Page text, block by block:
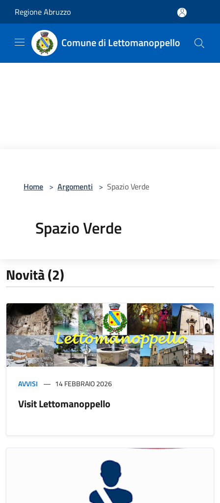
Regione Abruzzo
Comune di Lettomanoppello
Home > Argomenti > Spazio Verde
Spazio Verde
Novità (2)
AVVISI 14 FEBBRAIO 2026
Visit Lettomanoppello